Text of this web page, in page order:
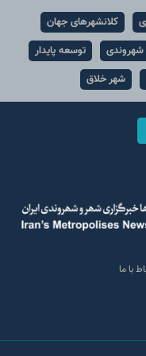
کلانشهرهای جهان
توسعه پایدار
شهر خلاق
با ما